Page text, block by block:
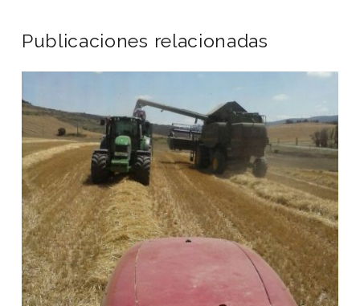
Publicaciones relacionadas